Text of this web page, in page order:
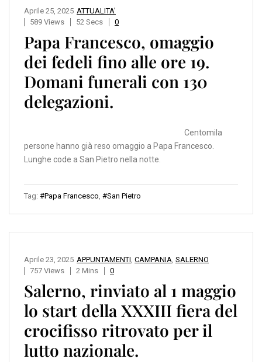
ATTUALITA'
Aprile 25, 2025
589 Views
52 Secs 0
Papa Francesco, omaggio
dei fedeli fino alle ore 19.
Domani funerali con 130
delegazioni.
Centomila
persone hanno già reso omaggio a Papa Francesco.
Lunghe code a San Pietro nella notte.
Tag: #Papa Francesco, #San Pietro
APPUNTAMENTI, CAMPANIA, SALERNO
Aprile 23, 2025
757 Views
2 Mins 0
Salerno, rinviato al 1 maggio
lo start della XXXIII fiera del
crocifisso ritrovato per il
lutto nazionale.